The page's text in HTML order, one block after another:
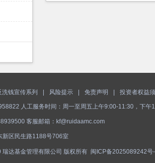
洗钱宣传系列 风险提示 免责声明 投资者权益
人工服务时间：周一至周五上午9:00-11:30，下午
客服邮箱：kf@ruidaamc.com
新区民生路1188号706室
达基金管理有限公司 版权所有 闽ICP备2025089242号